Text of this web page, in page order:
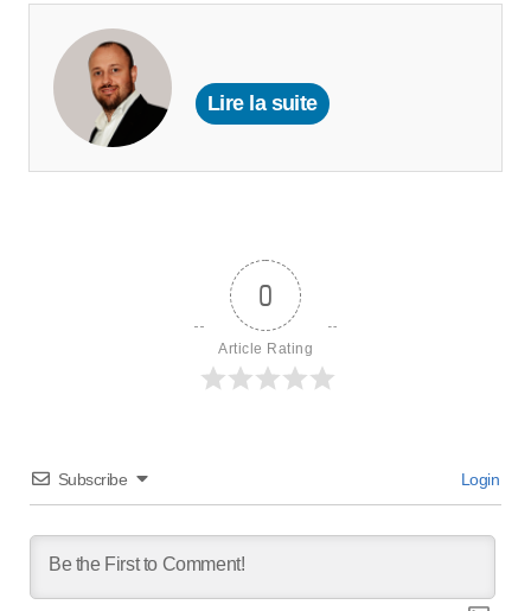
Lire la suite
0
Article Rating
Subscribe Login